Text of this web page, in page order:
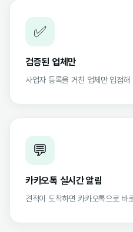
✅
검증된 업체만
사업자 등록을 거친 업체만 입점
💬
카카오톡 실시간 알림
견적이 도착하면 카카오톡으로 바